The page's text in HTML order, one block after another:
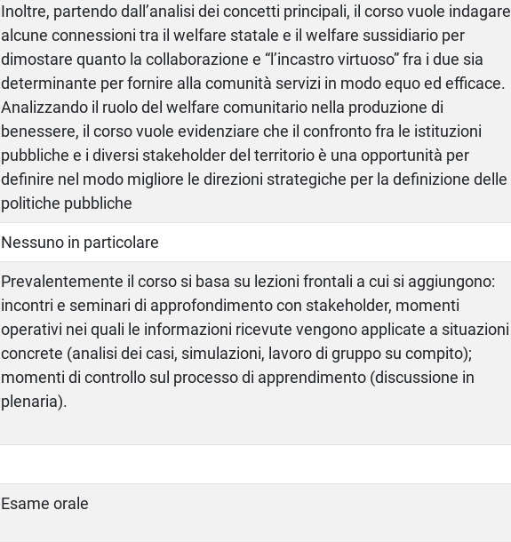
Inoltre, partendo dall’analisi dei concetti principali, il corso vuole indagare
alcune connessioni tra il welfare statale e il welfare sussidiario per
dimostare quanto la collaborazione e “l’incastro virtuoso” fra i due sia
determinante per fornire alla comunità servizi in modo equo ed efficace.
Analizzando il ruolo del welfare comunitario nella produzione di
benessere, il corso vuole evidenziare che il confronto fra le istituzioni
pubbliche e i diversi stakeholder del territorio è una opportunità per
definire nel modo migliore le direzioni strategiche per la definizione delle
politiche pubbliche
Nessuno in particolare
Prevalentemente il corso si basa su lezioni frontali a cui si aggiungono:
incontri e seminari di approfondimento con stakeholder, momenti
operativi nei quali le informazioni ricevute vengono applicate a situazioni
concrete (analisi dei casi, simulazioni, lavoro di gruppo su compito);
momenti di controllo sul processo di apprendimento (discussione in
plenaria).
Esame orale